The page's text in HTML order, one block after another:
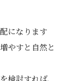
になります
やすと自然と
検討すれば、